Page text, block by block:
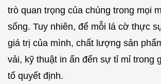
trò quan trọng của chúng trong mọi
sống. Tuy nhiên, để mỗi lá cờ thực
giá trị của mình, chất lượng sản
vải, kỹ thuật in ấn đến sự tỉ mỉ trong
tố quyết định.